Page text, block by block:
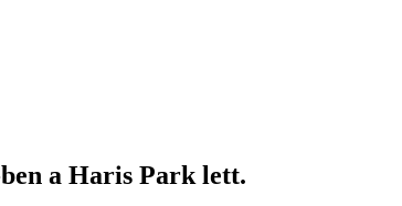
a Haris Park lett.